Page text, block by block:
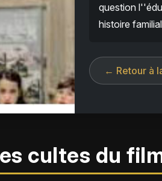
question
histoire
← Retour à
cultes du